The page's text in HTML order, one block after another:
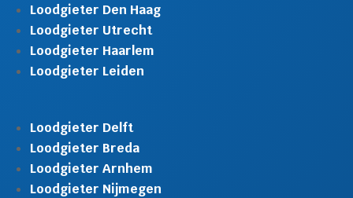
Loodgieter Den Haag
Loodgieter Utrecht
Loodgieter Haarlem
Loodgieter Leiden
Loodgieter Delft
Loodgieter Breda
Loodgieter Arnhem
Loodgieter Nijmegen